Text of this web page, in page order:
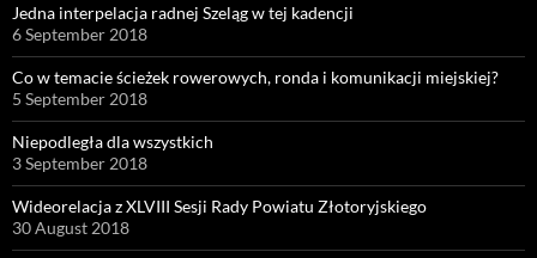
Jedna interpelacja radnej Szeląg w tej kadencji
6 September 2018
Co w temacie ścieżek rowerowych, ronda i komunikacji miejskiej?
5 September 2018
Niepodległa dla wszystkich
3 September 2018
Wideorelacja z XLVIII Sesji Rady Powiatu Złotoryjskiego
30 August 2018